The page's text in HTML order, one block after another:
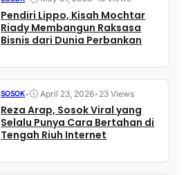
Pendiri Lippo, Kisah Mochtar
Riady Membangun Raksasa
Bisnis dari Dunia Perbankan
SOSOK• April 23, 2026• 23 Views
Reza Arap, Sosok Viral yang
Selalu Punya Cara Bertahan di
Tengah Riuh Internet